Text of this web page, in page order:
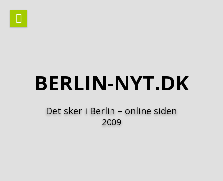
indhold
BERLIN-NYT.DK
Det sker i Berlin – online siden
2009